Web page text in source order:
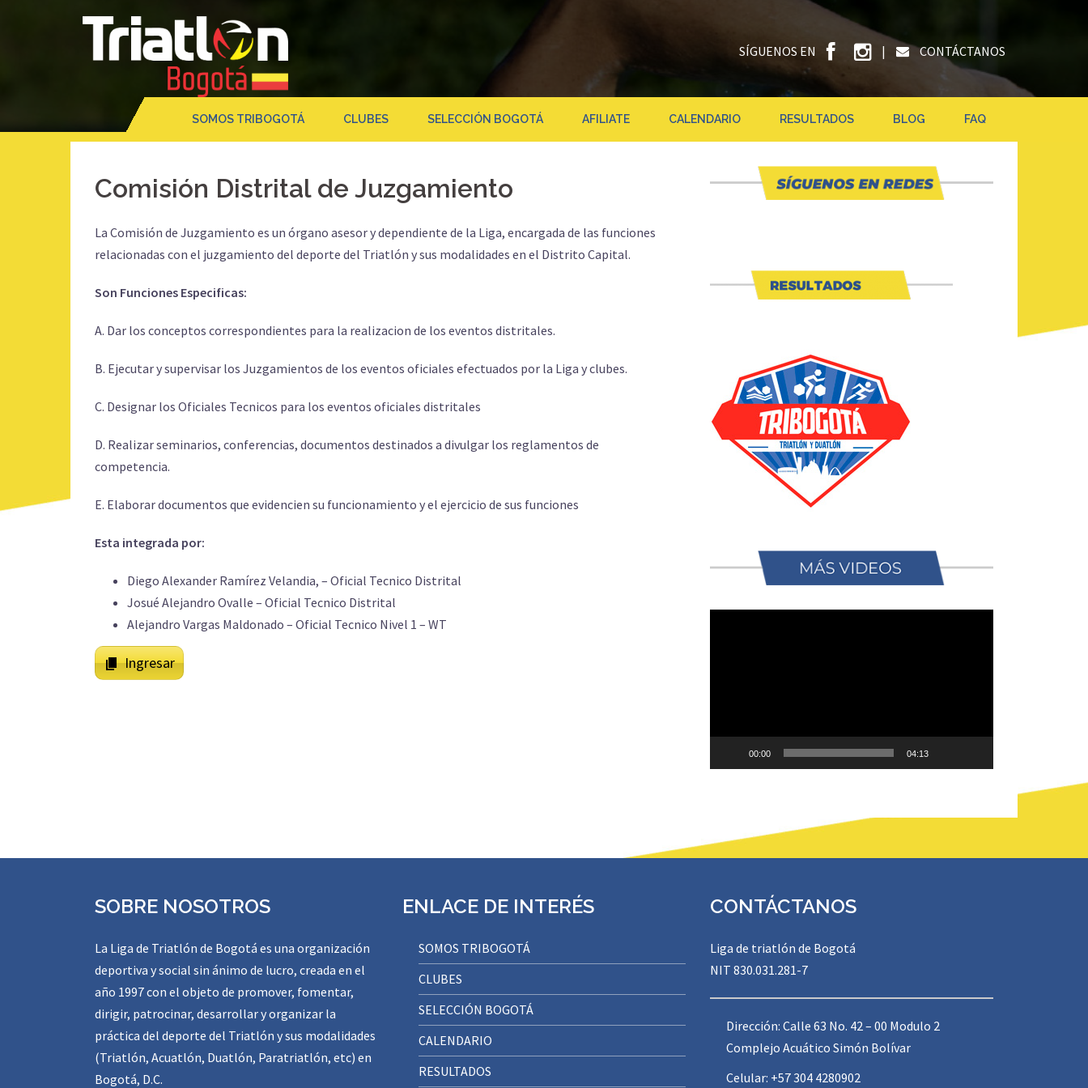
SÍGUENOS EN | CONTÁCTANOS
SOMOS TRIBOGOTÁ CLUBES SELECCIÓN BOGOTÁ AFILIATE CALENDARIO RESULTADOS BLOG FAQ
Comisión Distrital de Juzgamiento
La Comisión de Juzgamiento es un órgano asesor y dependiente de la Liga, encargada de las funciones
relacionadas con el juzgamiento del deporte del Triatlón y sus modalidades en el Distrito Capital.
Son Funciones Especificas:
A. Dar los conceptos correspondientes para la realizacion de los eventos distritales.
B. Ejecutar y supervisar los Juzgamientos de los eventos oficiales efectuados por la Liga y clubes.
C. Designar los Oficiales Tecnicos para los eventos oficiales distritales
D. Realizar seminarios, conferencias, documentos destinados a divulgar los reglamentos de
competencia.
E. Elaborar documentos que evidencien su funcionamiento y el ejercicio de sus funciones
Esta integrada por:
Diego Alexander Ramírez Velandia, – Oficial Tecnico Distrital
Josué Alejandro Ovalle – Oficial Tecnico Distrital
Alejandro Vargas Maldonado – Oficial Tecnico Nivel 1 – WT
Ingresar
00:00 04:13
SOBRE NOSOTROS
La Liga de Triatlón de Bogotá es una organización
deportiva y social sin ánimo de lucro, creada en el
año 1997 con el objeto de promover, fomentar,
dirigir, patrocinar, desarrollar y organizar la
práctica del deporte del Triatlón y sus modalidades
(Triatlón, Acuatlón, Duatlón, Paratriatlón, etc) en
Bogotá, D.C.
ENLACE DE INTERÉS
SOMOS TRIBOGOTÁ
CLUBES
SELECCIÓN BOGOTÁ
CALENDARIO
RESULTADOS
CONTÁCTANOS
Liga de triatlón de Bogotá
NIT 830.031.281-7
Dirección: Calle 63 No. 42 – 00 Modulo 2
Complejo Acuático Simón Bolívar
Celular: +57 304 4280902